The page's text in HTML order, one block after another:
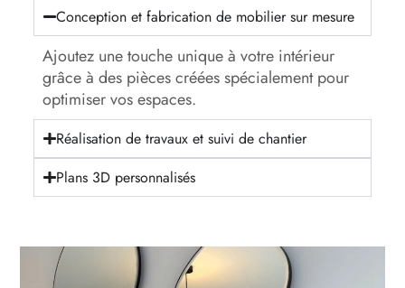
Conception et fabrication de mobilier sur mesure
Ajoutez une touche unique à votre intérieur
grâce à des pièces créées spécialement pour
optimiser vos espaces.
Réalisation de travaux et suivi de chantier
Plans 3D personnalisés